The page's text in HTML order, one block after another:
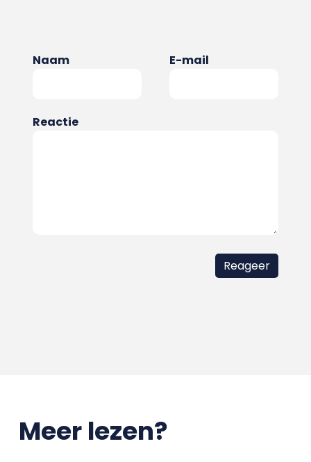
Naam E-mail
Reactie
Meer lezen?